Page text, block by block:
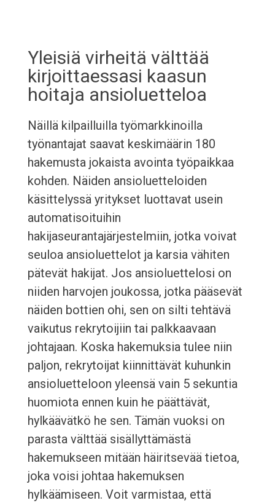
Yleisiä virheitä välttää
kirjoittaessasi kaasun
hoitaja ansioluetteloa
Näillä kilpailluilla työmarkkinoilla
työnantajat saavat keskimäärin 180
hakemusta jokaista avointa työpaikkaa
kohden. Näiden ansioluetteloiden
käsittelyssä yritykset luottavat usein
automatisoituihin
hakijaseurantajärjestelmiin, jotka voivat
seuloa ansioluettelot ja karsia vähiten
pätevät hakijat. Jos ansioluettelosi on
niiden harvojen joukossa, jotka pääsevät
näiden bottien ohi, sen on silti tehtävä
vaikutus rekrytoijiin tai palkkaavaan
johtajaan. Koska hakemuksia tulee niin
paljon, rekrytoijat kiinnittävät kuhunkin
ansioluetteloon yleensä vain 5 sekuntia
huomiota ennen kuin he päättävät,
hylkäävätkö he sen. Tämän vuoksi on
parasta välttää sisällyttämästä
hakemukseen mitään häiritsevää tietoa,
joka voisi johtaa hakemuksen
hylkäämiseen. Voit varmistaa, että